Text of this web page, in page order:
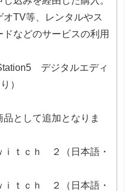
オTV等、レンタルやス
ドなどのサービスの利用
デジタルエディ
）
として追加となりま
ｉｔｃｈ ２（日本語・
ｉｔｃｈ ２（日本語・